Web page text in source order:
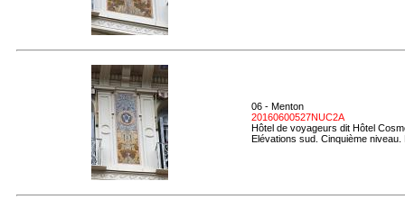
06 - Menton
20160600527NUC2A
Hôtel de voyageurs dit Hôtel
Elévations sud. Cinquième